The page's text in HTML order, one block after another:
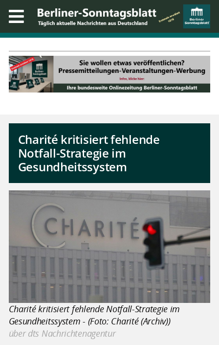
Charité kritisiert fehlende
Notfall-Strategie im
Gesundheitssystem
Charité kritisiert fehlende Notfall-Strategie im
Gesundheitssystem - (Foto: Charité (Archiv))
über dts Nachrichtenagentur